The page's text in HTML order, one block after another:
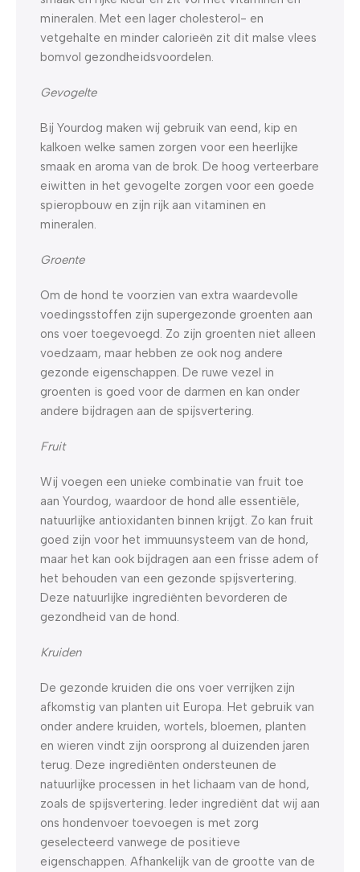
mineralen. Met een lager cholesterol- en
vetgehalte en minder calorieën zit dit malse vlees
bomvol gezondheidsvoordelen.
Gevogelte
Bij Yourdog maken wij gebruik van eend, kip en
kalkoen welke samen zorgen voor een heerlijke
smaak en aroma van de brok. De hoog verteerbare
eiwitten in het gevogelte zorgen voor een goede
spieropbouw en zijn rijk aan vitaminen en
mineralen.
Groente
Om de hond te voorzien van extra waardevolle
voedingsstoffen zijn supergezonde groenten aan
ons voer toegevoegd. Zo zijn groenten niet alleen
voedzaam, maar hebben ze ook nog andere
gezonde eigenschappen. De ruwe vezel in
groenten is goed voor de darmen en kan onder
andere bijdragen aan de spijsvertering.
Fruit
Wij voegen een unieke combinatie van fruit toe
aan Yourdog, waardoor de hond alle essentiële,
natuurlijke antioxidanten binnen krijgt. Zo kan fruit
goed zijn voor het immuunsysteem van de hond,
maar het kan ook bijdragen aan een frisse adem of
het behouden van een gezonde spijsvertering.
Deze natuurlijke ingrediënten bevorderen de
gezondheid van de hond.
Kruiden
De gezonde kruiden die ons voer verrijken zijn
afkomstig van planten uit Europa. Het gebruik van
onder andere kruiden, wortels, bloemen, planten
en wieren vindt zijn oorsprong al duizenden jaren
terug. Deze ingrediënten ondersteunen de
natuurlijke processen in het lichaam van de hond,
zoals de spijsvertering. Ieder ingrediënt dat wij aan
ons hondenvoer toevoegen is met zorg
geselecteerd vanwege de positieve
eigenschappen. Afhankelijk van de grootte van de